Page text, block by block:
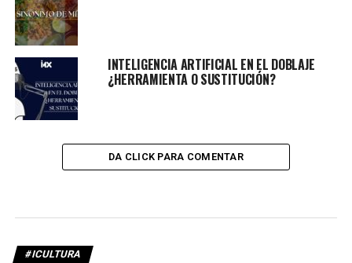
INTELIGENCIA ARTIFICIAL EN EL DOBLAJE
¿HERRAMIENTA O SUSTITUCIÓN?
DA CLICK PARA COMENTAR
#ICULTURA